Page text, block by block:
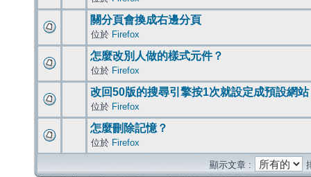
關分頁會換成右邊分頁
位於 Firefox
怎麼改別人做的樣式元件？
位於 Firefox
改回50版的搜尋引擎按1次就設定成預設網站
位於 Firefox
怎麼刪除記憶？
位於 Firefox
顯示文章 :